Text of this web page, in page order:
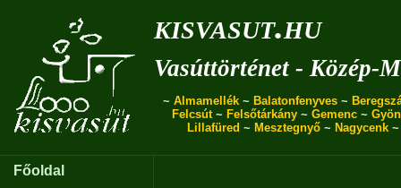
kisvasut.hu
Vasúttörténet - Közép-
~ Almamellék ~ Balatonfenyves ~
Felcsút~ Felsőtárkány ~ Gemenc ~
Lillafüred ~ Mesztegnyő~ Nagycenk
Főoldal